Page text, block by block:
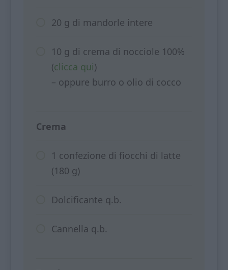
20 g di mandorle intere
10 g di crema di nocciole 100%
(clicca qui)
– oppure burro o olio di cocco
Crema
1 confezione di fiocchi di latte
(180 g)
Dolcificante q.b.
Cannella q.b.